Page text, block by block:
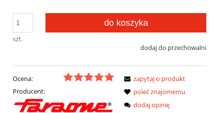
szt.
do koszyka
dodaj do przechowalni
Ocena:
Producent:
zapytaj o produkt
poleć znajomemu
dodaj opinię